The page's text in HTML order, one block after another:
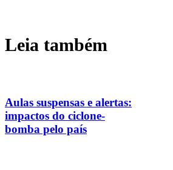
Leia também
Aulas suspensas e alertas:
impactos do ciclone-
bomba pelo país